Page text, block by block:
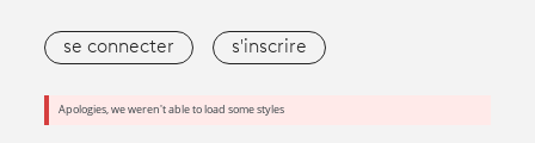
se connecter s'inscrire